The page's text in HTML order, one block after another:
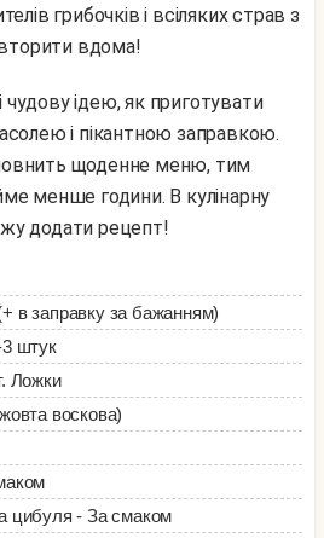
грибочків і всіляких страв з
вдома!
і пікантною заправкою.
щоденне меню, тим
менше години. В кулінарну
додати рецепт!
в заправку за бажанням)
3 штук
Ложки
воскова)
цибуля - За смаком